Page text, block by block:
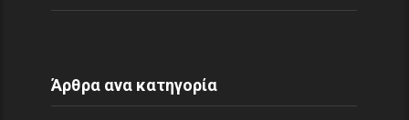
Άρθρα ανα κατηγορία